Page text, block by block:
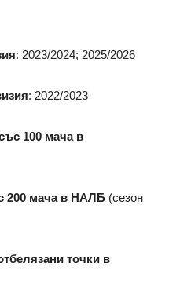
: 2023/2024; 2025/2026
: 2022/2023
100 мача в
200 мача в НАЛБ (сезон
точки в